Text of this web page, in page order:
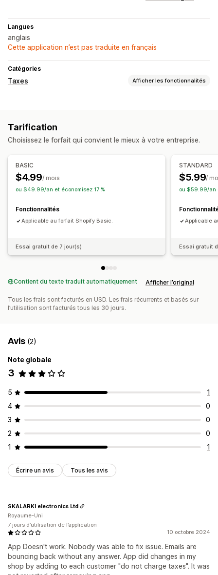
Langues
anglais
Cette application n’est pas traduite en français
Catégories
Taxes Afficher les fonctionnalités
Tarification
Choisissez le forfait qui convient le mieux à votre entreprise.
BASIC
$4.99/ mois
ou $49.99/an et économisez 17 %
Fonctionnalités
Applicable au forfait Shopify Basic.
Essai gratuit de 7 jour(s)
STANDARD
$5.99/
ou $59.99/an
Applicable
Essai gratuit
Contient du texte traduit automatiquement Afficher l’original
Tous les frais sont facturés en USD. Les frais récurrents et basés sur
l’utilisation sont facturés tous les 30 jours.
Avis (2)
Note globale
3
5
1
4
0
3
0
2
0
1
1
Écrire un avis Tous les avis
10 octobre 2024
App Doesn't work. Nobody was able to fix issue. Emails are
bouncing back without any answer. App did changes in my
shop by adding to each customer "do not charge taxes". It was
SKALARKI electronics Ltd
Royaume-Uni
7 jours d’utilisation de l’application